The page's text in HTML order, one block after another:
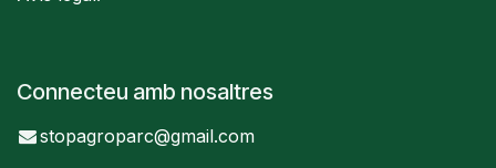
Connecteu amb nosaltres
stopagroparc@gmail.com